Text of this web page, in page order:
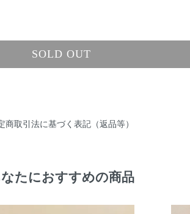
SOLD OUT
商取引法に基づく表記（返品等）
たにおすすめの商品